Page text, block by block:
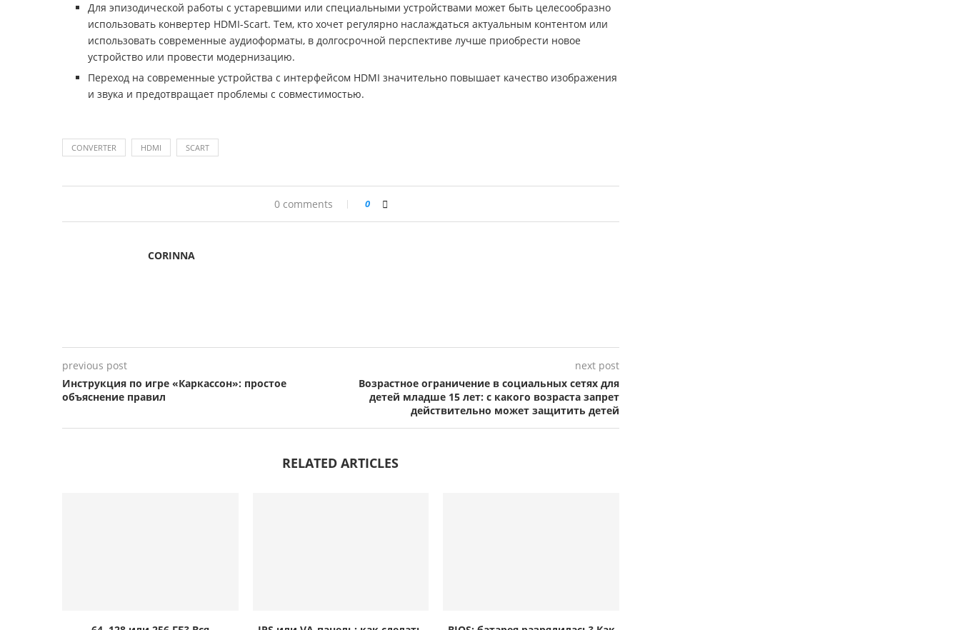
Для эпизодической работы с устаревшими или специальными устройствами может быть целесообразно
использовать конвертер HDMI-Scart. Тем, кто хочет регулярно наслаждаться актуальным контентом или
использовать современные аудиоформаты, в долгосрочной перспективе лучше приобрести новое
устройство или провести модернизацию.
Переход на современные устройства с интерфейсом HDMI значительно повышает качество изображения
и звука и предотвращает проблемы с совместимостью.
CONVERTER HDMI SCART
0 comments 0
CORINNA
previous post
Инструкция по игре «Каркассон»: простое
объяснение правил
next post
Возрастное ограничение в социальных сетях для
детей младше 15 лет: с какого возраста запрет
действительно может защитить детей
RELATED ARTICLES